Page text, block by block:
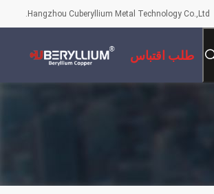
Hangzhou Cuberyllium Metal Technology Co.,Ltd.
طلب اقتباس